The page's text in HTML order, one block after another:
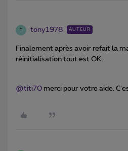
tony1978 AUTEUR
Finalement après avoir refait la
réinitialisation tout est OK.
@titi70 merci pour votre aide.